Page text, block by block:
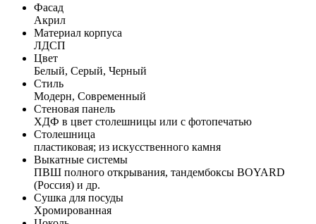
Фасад
Акрил
Материал корпуса
ЛДСП
Цвет
Белый, Серый, Черный
Стиль
Модерн, Современный
Стеновая панель
ХДФ в цвет столешницы или с фотопечатью
Столешница
пластиковая; из искусственного камня
Выкатные системы
ПВШ полного открывания, тандембоксы BOYARD
(Россия) и др.
Сушка для посуды
Хромированная